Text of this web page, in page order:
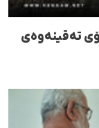
تەقینەوەی